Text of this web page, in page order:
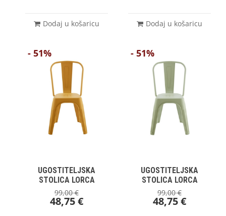
Dodaj u košaricu Dodaj u košaricu
- 51%
UGOSTITELJSKA
STOLICA LORCA
99,00€
48,75€
- 51%
UGOSTITELJSKA
STOLICA LORCA
99,00€
48,75€